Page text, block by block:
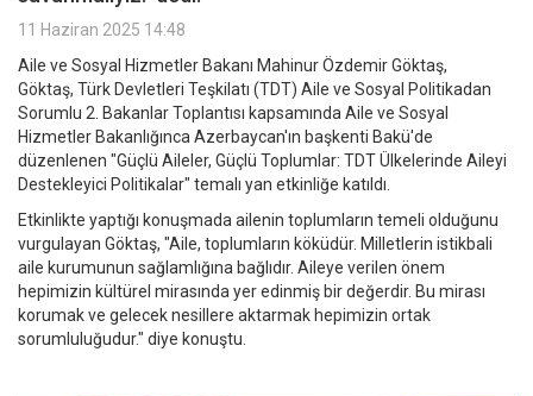
11 Haziran 2025 14:48
Aile ve Sosyal Hizmetler Bakanı Mahinur Özdemir Göktaş,
Göktaş, Türk Devletleri Teşkilatı (TDT) Aile ve Sosyal Politikadan
Sorumlu 2. Bakanlar Toplantısı kapsamında Aile ve Sosyal
Hizmetler Bakanlığınca Azerbaycan'ın başkenti Bakü'de
düzenlenen "Güçlü Aileler, Güçlü Toplumlar: TDT Ülkelerinde Aileyi
Destekleyici Politikalar" temalı yan etkinliğe katıldı.
Etkinlikte yaptığı konuşmada ailenin toplumların temeli olduğunu
vurgulayan Göktaş, "Aile, toplumların köküdür. Milletlerin istikbali
aile kurumunun sağlamlığına bağlıdır. Aileye verilen önem
hepimizin kültürel mirasında yer edinmiş bir değerdir. Bu mirası
korumak ve gelecek nesillere aktarmak hepimizin ortak
sorumluluğudur." diye konuştu.